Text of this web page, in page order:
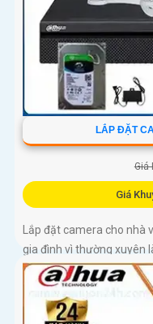
LẮP ĐẶT
Giá
Giá
Lắp đặt camera cho nhà
gia đình vì thường xuyên
dòm ngó và nẩy sinh
chí.